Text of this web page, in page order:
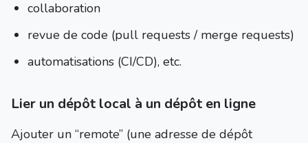
collaboration
revue de code (pull requests / merge requests)
automatisations (CI/CD), etc.
Lier un dépôt local à un dépôt en ligne
Ajouter un “remote” (une adresse de dépôt